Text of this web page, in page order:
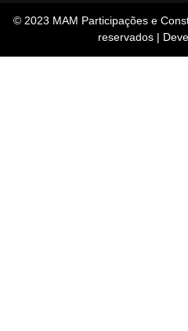
© 2023 MAM Participações e
reservados |